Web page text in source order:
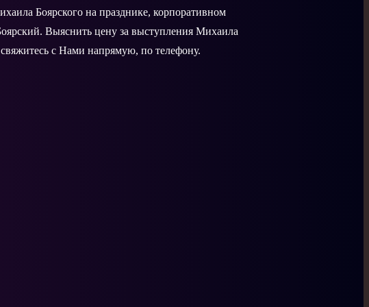
Боярского на празднике, корпоративном
Выяснить цену за выступления Михаила
с Нами напрямую, по телефону.